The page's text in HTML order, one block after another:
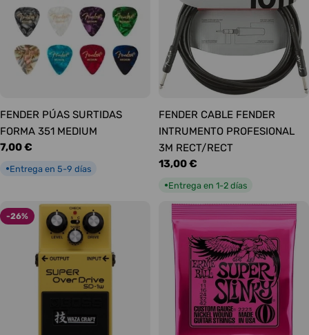
FENDER PÚAS SURTIDAS
FORMA 351 MEDIUM
Precio
7,00 €
●Entrega en 5-9 días
FENDER CABLE FENDER
INTRUMENTO PROFESIONAL
3M RECT/RECT
Precio
13,00 €
●Entrega en 1-2 días
-26%